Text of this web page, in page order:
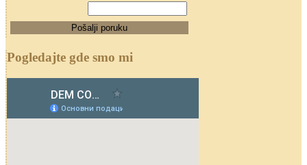
Pogledajte gde smo mi